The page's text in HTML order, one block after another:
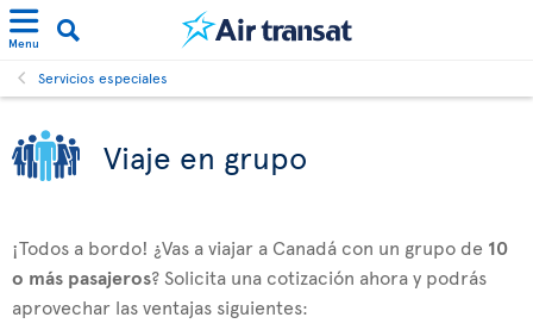
Menu
Servicios especiales
Viaje en grupo
¡Todos a bordo! ¿Vas a viajar a Canadá con un grupo de 10
o más pasajeros? Solicita una cotización ahora y podrás
aprovechar las ventajas siguientes: